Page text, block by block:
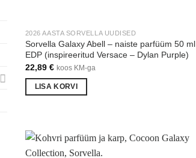
2026 AASTA SORVELLA UUDISED
Sorvella Galaxy Abell – naiste parfüüm 50 ml
EDP (inspireeritud Versace – Dylan Purple)
22,89 € koos KM-ga
LISA KORVI